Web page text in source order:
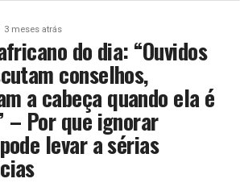
3 meses atrás
do dia: “Ouvidos
conselhos,
a cabeça quando ela é
– Por que ignorar
levar a sérias